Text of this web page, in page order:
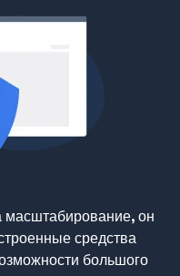
масштабирование, он
средства
большого